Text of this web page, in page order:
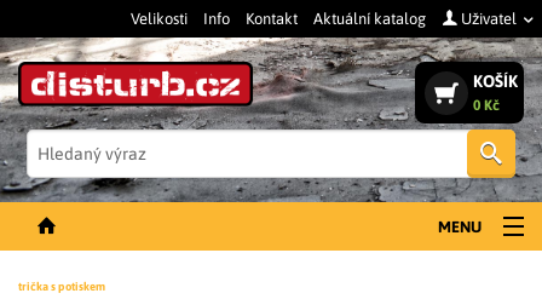
Velikosti Info Kontakt Aktuální katalog Uživatel
KOŠÍK
0 Kč
MENU
trička s potiskem